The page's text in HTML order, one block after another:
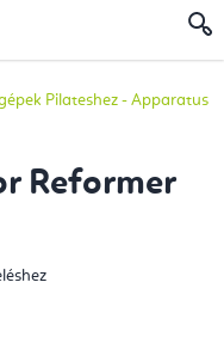
Pilateshez - Apparatus
Reformer